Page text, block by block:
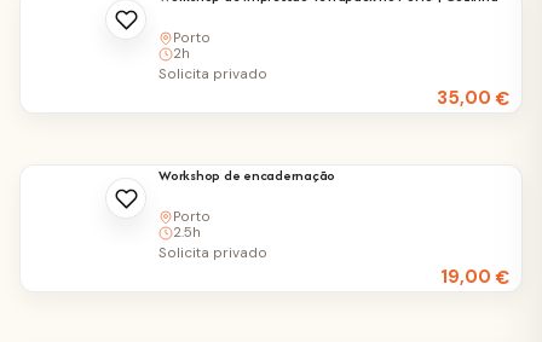
Porto
2h
35,00€
Solicita privado
Workshop de encadernação
Porto
2.5h
19,00€
Solicita privado